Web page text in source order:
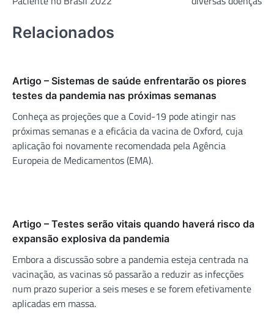
Relacionados
Artigo – Sistemas de saúde enfrentarão os piores
testes da pandemia nas próximas semanas
Conheça as projeções que a Covid-19 pode atingir nas
próximas semanas e a eficácia da vacina de Oxford, cuja
aplicação foi novamente recomendada pela Agência
Europeia de Medicamentos (EMA).
Artigo – Testes serão vitais quando haverá risco da
expansão explosiva da pandemia
Embora a discussão sobre a pandemia esteja centrada na
vacinação, as vacinas só passarão a reduzir as infecções
num prazo superior a seis meses e se forem efetivamente
aplicadas em massa.